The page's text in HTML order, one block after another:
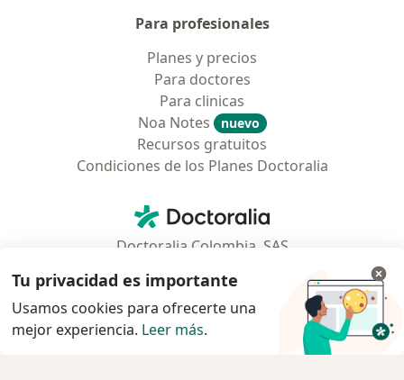
Para profesionales
Planes y precios
Para doctores
Para clinicas
Noa Notes
nuevo
Recursos gratuitos
Condiciones de los Planes Doctoralia
Doctoralia - Página de inicio
Doctoralia Colombia, SAS
Municipio: Bogotá D.C., Colombia
Tu privacidad es importante
Usamos cookies para ofrecerte una
mejor experiencia. Leer más.